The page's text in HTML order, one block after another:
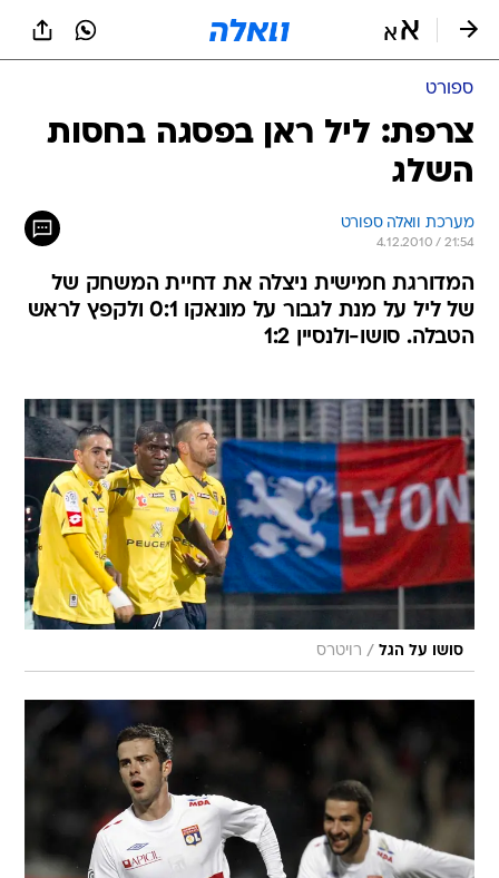
ספורט
צרפת: ליל ראן בפסגה בחסות
השלג
מערכת וואלה ספורט
4.12.2010 / 21:54
המדורגת חמישית ניצלה את דחיית המשחק של
של ליל על מנת לגבור על מונאקו 0:1 ולקפץ לראש
הטבלה. סושו-ולנסיין 1:2
סושו על הגל / רויטרס